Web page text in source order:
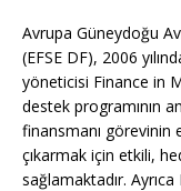
Avrupa Güneydoğu
(EFSE DF), 2006
yöneticisi Finance in
destek programının
finansmanı görevinin
çıkarmak için etkili,
sağlamaktadır.